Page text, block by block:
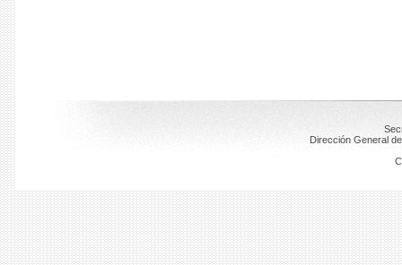
Dirección General